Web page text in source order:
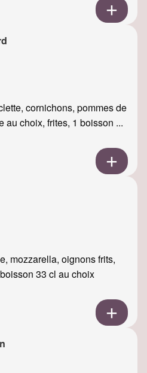
cornichons, pommes de
au choix, frites, 1 boisson ...
mozzarella, oignons frits,
33 cl au choix